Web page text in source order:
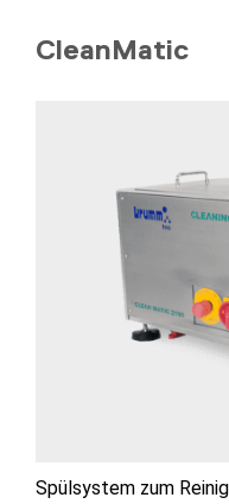
CleanMatic
Spülsystem zum